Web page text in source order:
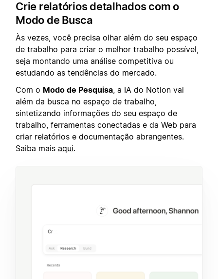
Crie relatórios detalhados com o
Modo de Busca
Às vezes, você precisa olhar além do seu espaço
de trabalho para criar o melhor trabalho possível,
seja montando uma análise competitiva ou
estudando as tendências do mercado.
Com o Modo de Pesquisa , a IA do Notion vai
além da busca no espaço de trabalho,
sintetizando informações do seu espaço de
trabalho, ferramentas conectadas e da Web para
criar relatórios e documentação abrangentes.
Saiba mais aqui.